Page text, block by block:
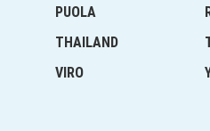
PUOLA
THAILAND
VIRO